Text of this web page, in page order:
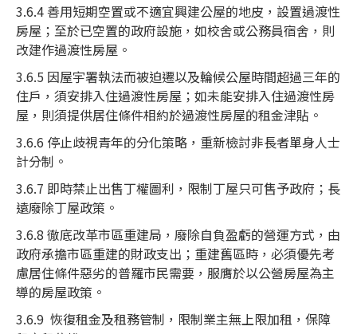
3.6.4 善用短期空置或不適宜興建公屋的地皮，設置過渡性
房屋；至於已空置的政府設施，如校舍或公務員宿舍，則
改建作過渡性房屋。
3.6.5 因屋宇署執法而被迫遷以及輪候公屋時間超過三年的
住戶，須安排入住過渡性房屋；如未能安排入住過渡性房
屋，則須提供居住條件相約於過渡性房屋的租金津貼。
3.6.6 停止歧視青年的分化策略，重新檢討非長者單身人士
計分制。
3.6.7 即時禁止出售丁權圖利，限制丁屋只可售予政府；長
遠廢除丁屋政策。
3.6.8 徹底改革市區重建局，廢除自負盈虧的營運方式，由
政府承擔市區重建的財政支出；重建舊區時，必須優先考
慮居住條件惡劣的普羅市民需要，服膺於以公營房屋為主
導的房屋政策。
3.6.9 恢復租金及租務管制，限制業主無上限加租，保障